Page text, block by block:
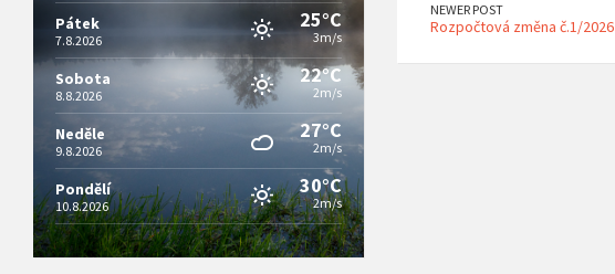
NEWER POST
Rozpočtová změna č.1/2026
Pátek
7.8.2026
25°C
3m/s
Sobota
8.8.2026
22°C
2m/s
Neděle
9.8.2026
27°C
2m/s
Pondělí
10.8.2026
30°C
2m/s